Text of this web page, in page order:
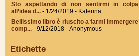
Sto aspettando di non sentirmi in colpa
all’idea d... - 1/24/2019 - Katerina
Bellissimo libro è riuscito a farmi immergere
comp... - 9/12/2018 - Anonymous
Etichette